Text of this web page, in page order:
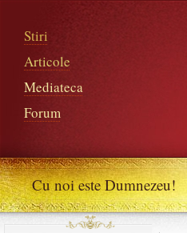
Stiri
Articole
Mediateca
Forum
Cu noi este Dumnezeu!